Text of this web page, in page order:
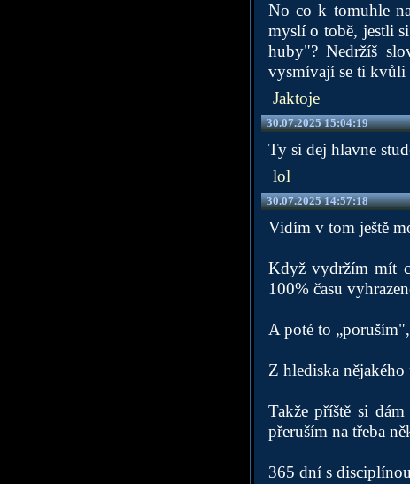
No co k tomuhle
myslí o tobě, jestli
huby"? Nedržíš
vysmívají se ti kvůli
Jaktoje
30.07.2025 15:04:19
Ty si dej hlavne
lol
30.07.2025 14:57:18
Vidím v tom ještě
Když vydržím mít
100% času
A poté to
Z hlediska
Takže příště si
přeruším na třeba
365 dní s disciplínou